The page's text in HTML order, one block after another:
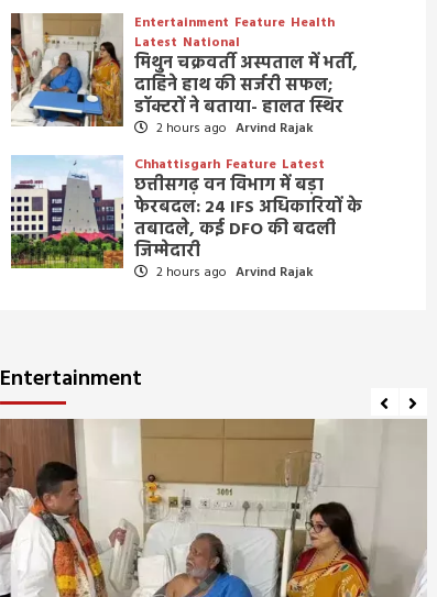
Entertainment Feature Health
Latest National
मिथुन चक्रवर्ती अस्पताल में भर्ती,
दाहिने हाथ की सर्जरी सफल;
डॉक्टरों ने बताया- हालत स्थिर
2 hours ago Arvind Rajak
Chhattisgarh Feature Latest
छत्तीसगढ़ वन विभाग में बड़ा
फेरबदल: 24 IFS अधिकारियों के
तबादले, कई DFO की बदली
जिम्मेदारी
2 hours ago Arvind Rajak
Entertainment